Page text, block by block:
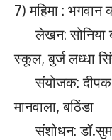
7) महिमा : भगवान
लेखन: सोनिया
स्कूल, बुर्ज लध्धा
संयोजक: दीपक
मानवाला, बठिंडा
संशोधन: